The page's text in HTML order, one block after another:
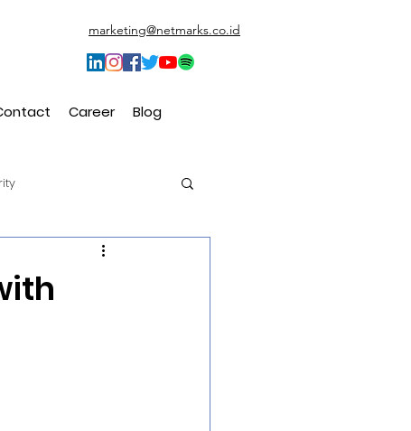
marketing@netmarks.co.id
Career Blog
(CEM)